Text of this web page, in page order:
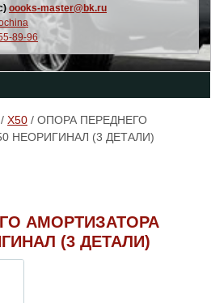
oooks-master@bk.ru
89-96
/ X50 / ОПОРА ПЕРЕДНЕГО
НЕОРИГИНАЛ (3 ДЕТАЛИ)
АМОРТИЗАТОРА
(3 ДЕТАЛИ)